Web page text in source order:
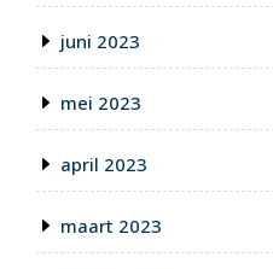
juni 2023
mei 2023
april 2023
maart 2023